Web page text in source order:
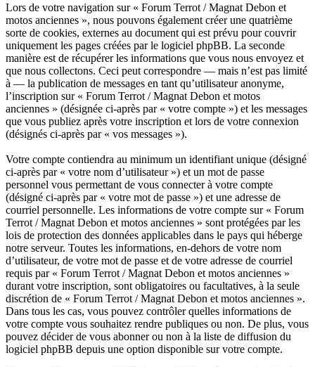
Lors de votre navigation sur « Forum Terrot / Magnat Debon et
motos anciennes », nous pouvons également créer une quatrième
sorte de cookies, externes au document qui est prévu pour couvrir
uniquement les pages créées par le logiciel phpBB. La seconde
manière est de récupérer les informations que vous nous envoyez et
que nous collectons. Ceci peut correspondre — mais n’est pas limité
à — la publication de messages en tant qu’utilisateur anonyme,
l’inscription sur « Forum Terrot / Magnat Debon et motos
anciennes » (désignée ci-après par « votre compte ») et les messages
que vous publiez après votre inscription et lors de votre connexion
(désignés ci-après par « vos messages »).
Votre compte contiendra au minimum un identifiant unique (désigné
ci-après par « votre nom d’utilisateur ») et un mot de passe
personnel vous permettant de vous connecter à votre compte
(désigné ci-après par « votre mot de passe ») et une adresse de
courriel personnelle. Les informations de votre compte sur « Forum
Terrot / Magnat Debon et motos anciennes » sont protégées par les
lois de protection des données applicables dans le pays qui héberge
notre serveur. Toutes les informations, en-dehors de votre nom
d’utilisateur, de votre mot de passe et de votre adresse de courriel
requis par « Forum Terrot / Magnat Debon et motos anciennes »
durant votre inscription, sont obligatoires ou facultatives, à la seule
discrétion de « Forum Terrot / Magnat Debon et motos anciennes ».
Dans tous les cas, vous pouvez contrôler quelles informations de
votre compte vous souhaitez rendre publiques ou non. De plus, vous
pouvez décider de vous abonner ou non à la liste de diffusion du
logiciel phpBB depuis une option disponible sur votre compte.